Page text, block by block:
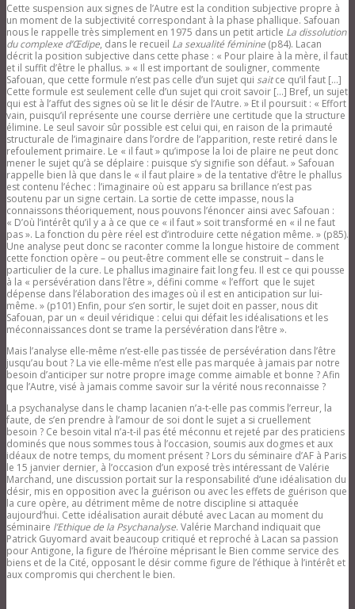
Cette suspension aux signes de l’Autre est la condition subjective propre à
un moment de la subjectivité correspondant à la phase phallique. Safouan
nous le rappelle très simplement en 1975 dans un petit article La dissolution
du complexe d’Œdipe, dans le recueil La sexualité féminine (p84). Lacan
décrit la position subjective dans cette phase : « Pour plaire à la mère, il faut
et il suffit d’être le phallus. » « Il est important de souligner, commente
Safouan, que cette formule n’est pas celle d’un sujet qui saitce qu’il faut […]
Cette formule est seulement celle d’un sujet qui croit savoir […] Bref, un sujet
qui est à l’affut des signes où se lit le désir de l’Autre. » Et il poursuit : « Effort
vain, puisqu’il représente une course derrière une certitude que la structure
élimine. Le seul savoir sûr possible est celui qui, en raison de la primauté
structurale de l’imaginaire dans l’ordre de l’apparition, reste retiré dans le
refoulement primaire. Le « il faut » qu’impose la loi de plaire ne peut donc
mener le sujet qu’à se déplaire : puisque s’y signifie son défaut. » Safouan
rappelle bien là que dans le « il faut plaire » de la tentative d’être le phallus
est contenu l’échec : l’imaginaire où est apparu sa brillance n’est pas
soutenu par un signe certain. La sortie de cette impasse, nous la
connaissons théoriquement, nous pouvons l’énoncer ainsi avec Safouan :
« D’où l’intérêt qu’il y a à ce que ce « il faut » soit transformé en « il ne faut
pas ». La fonction du père réel est d’introduire cette négation même. » (p85).
Une analyse peut donc se raconter comme la longue histoire de comment
cette fonction opère – ou peut-être comment elle se construit – dans le
particulier de la cure. Le phallus imaginaire fait long feu. Il est ce qui pousse
à la « persévération dans l’être », défini comme « l’effort que le sujet
dépense dans l’élaboration des images où il est en anticipation sur lui-
même. » (p101) Enfin, pour s’en sortir, le sujet doit en passer, nous dit
Safouan, par un « deuil véridique : celui qui défait les idéalisations et les
méconnaissances dont se trame la persévération dans l‘être ».
Mais l’analyse elle-même n’est-elle pas tissée de persévération dans l’être
jusqu’au bout ? La vie elle-même n’est elle pas marquée à jamais par notre
besoin d’anticiper sur notre propre image comme aimable et bonne ? Afin
que l’Autre, visé à jamais comme savoir sur la vérité nous reconnaisse ?
La psychanalyse dans le champ lacanien n’a-t-elle pas commis l’erreur, la
faute, de s’en prendre à l’amour de soi dont le sujet a si cruellement
besoin ? Ce besoin vital n’a-t-il pas été méconnu et rejeté par des praticiens
dominés que nous sommes tous à l’occasion, soumis aux dogmes et aux
idéaux de notre temps, du moment présent ? Lors du séminaire d’AF à Paris
le 15 janvier dernier, à l’occasion d’un exposé très intéressant de Valérie
Marchand, une discussion portait sur la responsabilité d’une idéalisation du
désir, mis en opposition avec la guérison ou avec les effets de guérison que
la cure opère, au détriment même de notre discipline si attaquée
aujourd’hui. Cette idéalisation aurait débuté avec Lacan au moment du
séminaire l’Ethique de la Psychanalyse. Valérie Marchand indiquait que
Patrick Guyomard avait beaucoup critiqué et reproché à Lacan sa passion
pour Antigone, la figure de l’héroïne méprisant le Bien comme service des
biens et de la Cité, opposant le désir comme figure de l’éthique à l’intérêt et
aux compromis qui cherchent le bien.